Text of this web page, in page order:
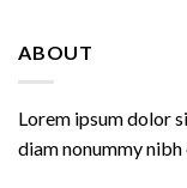
ABOUT
Lorem ipsum dolor
diam nonummy